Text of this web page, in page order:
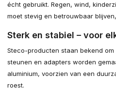
écht gebruikt. Regen, wind,
moet stevig en betrouwbaar
Sterk en stabiel – voor
Steco-producten staan bekend om
steunen en adapters worden
aluminium, voorzien van een
roest.